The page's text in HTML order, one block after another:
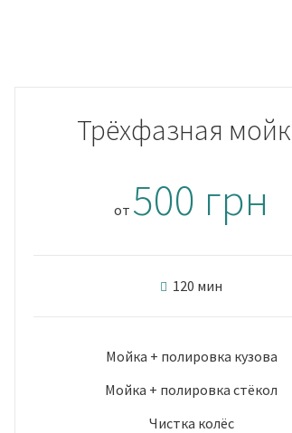
Трёхфазная
от 500 грн
120 мин
Мойка + полировка кузова
Мойка + полировка стёкол
Чистка колёс